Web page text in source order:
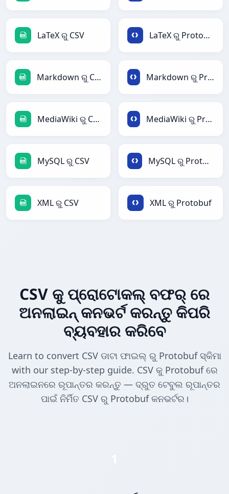
LaTeX ରୁ CSV LaTeX ରୁ Protobuf
Markdown ରୁ CSV Markdown ରୁ Protobuf
MediaWiki ରୁ CSV MediaWiki ରୁ Protobuf
MySQL ରୁ CSV MySQL ରୁ Protobuf
XML ରୁ CSV XML ରୁ Protobuf
CSV କୁ ପ୍ରୋଟୋକଲ୍ ବଫର୍ ରେ
ଅନଲାଇନ୍ କନଭର୍ଟ କରନ୍ତୁ କିପରି
ବ୍ୟବହାର କରିବେ
Learn to convert CSV ଡାଟା ଫାଇଲ୍ ରୁ Protobuf ସ୍କିମା
with our step-by-step guide. CSV କୁ Protobuf ରେ
ଅନଲାଇନରେ ରୂପାନ୍ତର କରନ୍ତୁ — ଦ୍ରୁତ ଟେବୁଲ ରୂପାନ୍ତର
ପାଇଁ ନିର୍ମିତ CSV ରୁ Protobuf କନଭର୍ଟର।